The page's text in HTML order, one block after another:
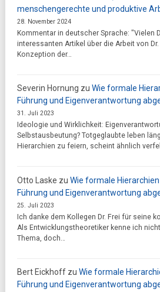
menschengerechte und produktive
28. November 2024
Kommentar in deutscher Sprache: "Vielen
interessanten Artikel über die Arbeit von
Konzeption der…
Severin Hornung zu Wie formale
Führung und Eigenverantwortung
31. Juli 2023
Ideologie und Wirklichkeit:
Selbstausbeutung? Totgeglaubte leben
Hierarchien zu feiern, scheint ähnlich
Otto Laske zu Wie formale
Führung und Eigenverantwortung
25. Juli 2023
Ich danke dem Kollegen Dr. Frei für seine
Als Entwicklungstheoretiker kenne ich
Thema, doch…
Bert Eickhoffzu Wie formale
Führung und Eigenverantwortung